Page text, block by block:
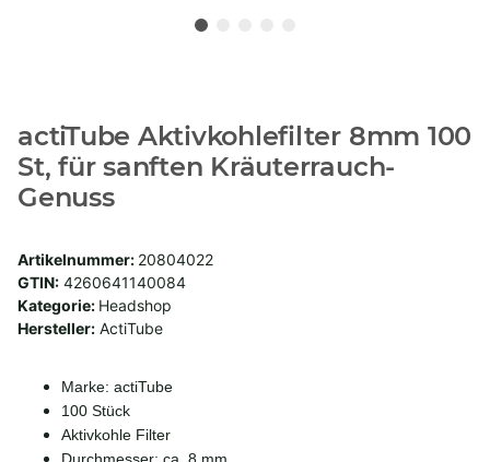
actiTube Aktivkohlefilter 8mm 100
St, für sanften Kräuterrauch-
Genuss
Artikelnummer: 20804022
GTIN: 4260641140084
Kategorie: Headshop
Hersteller: ActiTube
Marke: actiTube
100 Stück
Aktivkohle Filter
Durchmesser: ca. 8 mm